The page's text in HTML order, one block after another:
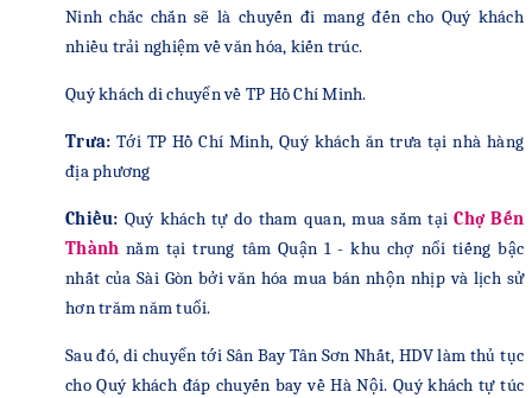
Ninh chắc chắn sẽ là chuyến đi mang đến cho Quý khách
nhiều trải nghiệm về văn hóa, kiến trúc.
Quý khách di chuyển về TP Hồ Chí Minh.
Trưa:Tới TP Hồ Chí Minh, Quý khách ăn trưa tại nhà hàng
địa phương
Chiều: Quý khách tự do tham quan,mua sắm tạiChợ Bến
Thành nằm tại trung tâm Quận 1 - khu chợ nổi tiếng bậc
nhất của Sài Gòn bởi văn hóa mua bán nhộn nhịp và lịch sử
hơn trăm năm tuổi.
Sau đó, di chuyển tới Sân Bay Tân Sơn Nhất, HDV làm thủ tục
cho Quý khách đáp chuyến bay về Hà Nội. Quý khách tự túc